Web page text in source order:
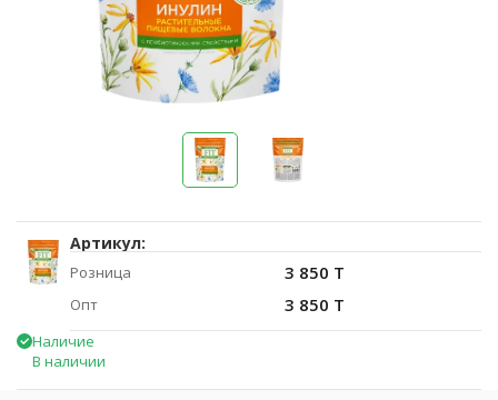
Артикул:
Розница 3 850 T
Опт 3 850 T
Наличие
В наличии